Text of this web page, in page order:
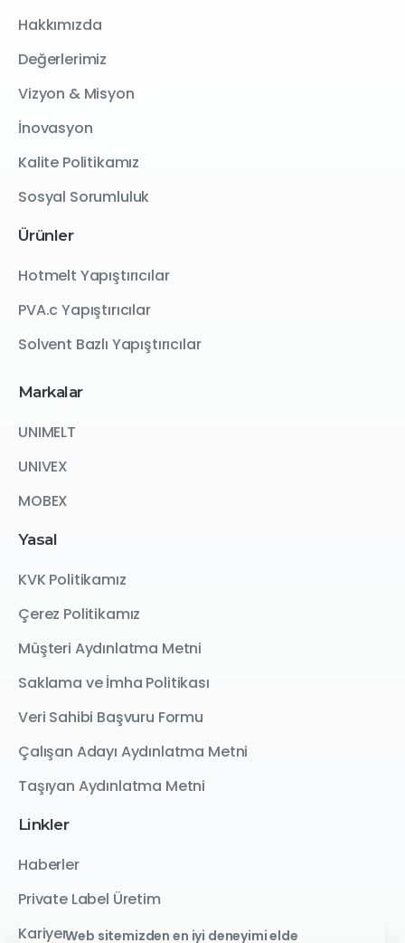
Hakkımızda
Değerlerimiz
Vizyon & Misyon
İnovasyon
Kalite Politikamız
Sosyal Sorumluluk
Ürünler
Hotmelt Yapıştırıcılar
PVA.c Yapıştırıcılar
Solvent Bazlı Yapıştırıcılar
Markalar
UNIMELT
UNIVEX
MOBEX
Yasal
KVK Politikamız
Çerez Politikamız
Müşteri Aydınlatma Metni
Saklama ve İmha Politikası
Veri Sahibi Başvuru Formu
Çalışan Adayı Aydınlatma Metni
Taşıyan Aydınlatma Metni
Linkler
Haberler
Private Label Üretim
KariyerWeb sitemizden en iyi deneyimi elde